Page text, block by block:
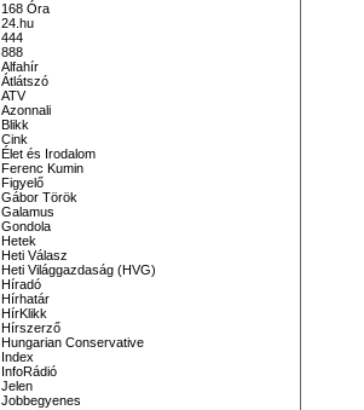
168 Óra
24.hu
444
888
Alfahír
Átlátszó
ATV
Azonnali
Blikk
Cink
Élet és Irodalom
Ferenc Kumin
Figyelő
Gábor Török
Galamus
Gondola
Hetek
Heti Válasz
Heti Világgazdaság (HVG)
Híradó
Hírhatár
HírKlikk
Hírszerző
Hungarian Conservative
Index
InfoRádió
Jelen
Jobbegyenes